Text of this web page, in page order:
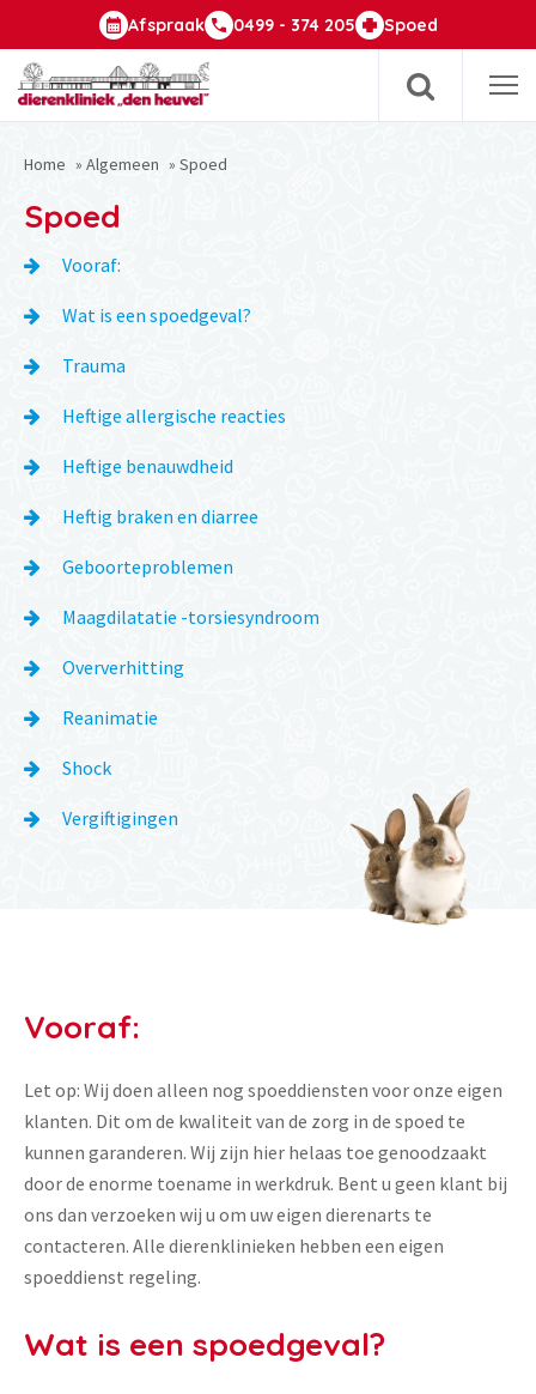
Afspraak 0499 - 374 205 Spoed
Home » Algemeen » Spoed
Spoed
Vooraf:
Wat is een spoedgeval?
Trauma
Heftige allergische reacties
Heftige benauwdheid
Heftig braken en diarree
Geboorteproblemen
Maagdilatatie -torsiesyndroom
Oververhitting
Reanimatie
Shock
Vergiftigingen
Vooraf:
Let op: Wij doen alleen nog spoeddiensten voor onze eigen
klanten. Dit om de kwaliteit van de zorg in de spoed te
kunnen garanderen. Wij zijn hier helaas toe genoodzaakt
door de enorme toename in werkdruk. Bent u geen klant bij
ons dan verzoeken wij u om uw eigen dierenarts te
contacteren. Alle dierenklinieken hebben een eigen
spoeddienst regeling.
Wat is een spoedgeval?